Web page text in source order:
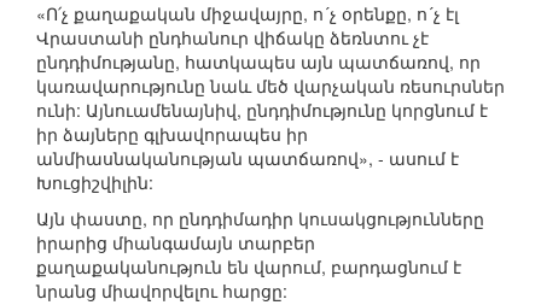
«Ո՛չ քաղաքական միջավայրը, ո´չ օրենքը, ո´չ էլ
Վրաստանի ընդհանուր վիճակը ձեռնտու չէ
ընդդիմությանը, հատկապես այն պատճառով, որ
կառավարությունը նաև մեծ վարչական ռեսուրսներ
ունի: Այնուամենայնիվ, ընդդիմությունը կորցնում է
իր ձայները գլխավորապես իր
անմիասնականության պատճառով», - ասում է
Խուցիշվիլին:
Այն փաստը, որ ընդդիմադիր կուսակցությունները
իրարից միանգամայն տարբեր
քաղաքականություն են վարում, բարդացնում է
նրանց միավորվելու հարցը: